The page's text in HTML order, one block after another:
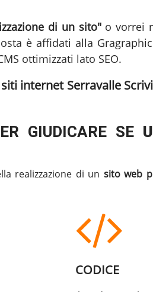
di un sito"o vorrei
è affidati alla
ottimizzati lato SEO.
internet Serravalle
GIUDICARE SE
realizzazione di un sito web
CODICE